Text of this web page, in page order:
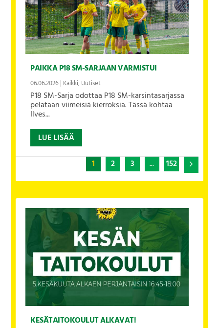
PAIKKA P18 SM-SARJAAN VARMISTUI
06.06.2026| Kaikki,Uutiset
P18 SM-Sarja odottaa P18 SM-karsintasarjassa
pelataan viimeisiä kierroksia. Tässä kohtaa
Ilves...
LUE LISÄÄ
1 2 3 ... 152
KESÄTAITOKOULUT ALKAVAT!